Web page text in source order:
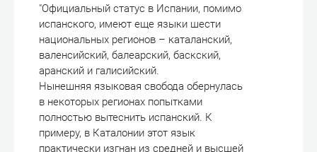
"Официальный статус в Испании, помимо
испанского, имеют еще языки шести
национальных регионов – каталанский,
валенсийский, балеарский, баскский,
аранский и галисийский.
Нынешняя языковая свобода обернулась
в некоторых регионах попытками
полностью вытеснить испанский. К
примеру, в Каталонии этот язык
практически изгнан из средней и высшей